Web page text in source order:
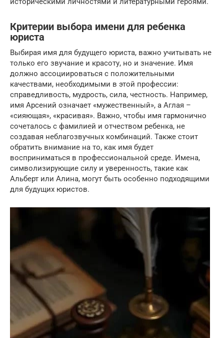
Критерии выбора имени для ребенка
юриста
Выбирая имя для будущего юриста, важно учитывать не
только его звучание и красоту, но и значение. Имя
должно ассоциироваться с положительными
качествами, необходимыми в этой профессии:
справедливость, мудрость, сила, честность. Например,
имя Арсений означает «мужественный», а Аглая –
«сияющая», «красивая». Важно, чтобы имя гармонично
сочеталось с фамилией и отчеством ребенка, не
создавая неблагозвучных комбинаций. Также стоит
обратить внимание на то, как имя будет
восприниматься в профессиональной среде. Имена,
символизирующие силу и уверенность, такие как
Альберт или Алина, могут быть особенно подходящими
для будущих юристов.